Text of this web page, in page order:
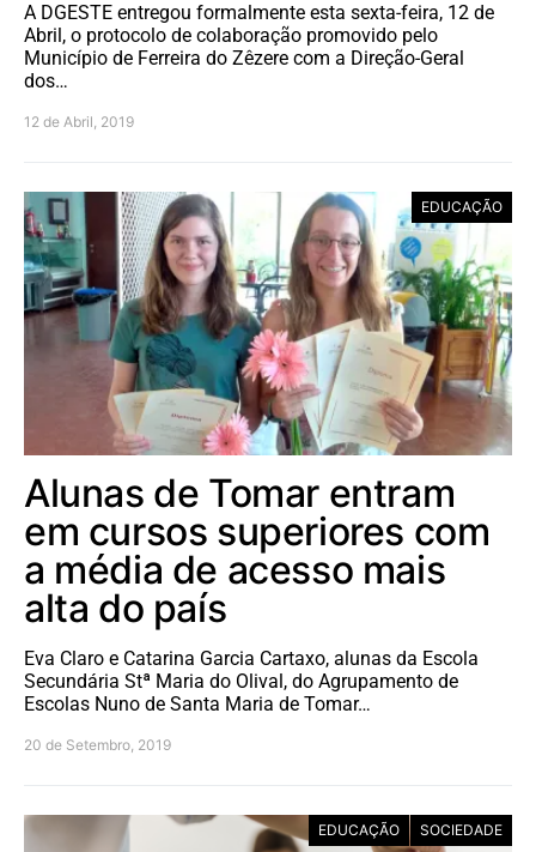
A DGESTE entregou formalmente esta sexta-feira, 12 de
Abril, o protocolo de colaboração promovido pelo
Município de Ferreira do Zêzere com a Direção-Geral
dos…
12 de Abril, 2019
EDUCAÇÃO
Alunas de Tomar entram
em cursos superiores com
a média de acesso mais
alta do país
Eva Claro e Catarina Garcia Cartaxo, alunas da Escola
Secundária Stª Maria do Olival, do Agrupamento de
Escolas Nuno de Santa Maria de Tomar…
20 de Setembro, 2019
EDUCAÇÃO SOCIEDADE